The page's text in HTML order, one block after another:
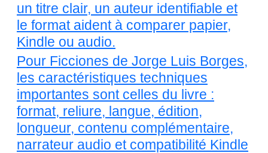
un titre clair, un auteur identifiable et
le format aident à comparer papier,
Kindle ou audio.
Pour Ficciones de Jorge Luis Borges,
les caractéristiques techniques
importantes sont celles du livre :
format, reliure, langue, édition,
longueur, contenu complémentaire,
narrateur audio et compatibilité Kindle